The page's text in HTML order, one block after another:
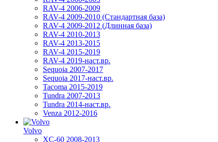
RAV-4 2006-2009
RAV-4 2009-2010 (Стандартная база)
RAV-4 2009-2012 (Длинная база)
RAV-4 2010-2013
RAV-4 2013-2015
RAV-4 2015-2019
RAV-4 2019-наст.вр.
Sequoia 2007-2017
Sequoia 2017-наст.вр.
Tacoma 2015-2019
Tundra 2007-2013
Tundra 2014-наст.вр.
Venza 2012-2016
Volvo
XC-60 2008-2013